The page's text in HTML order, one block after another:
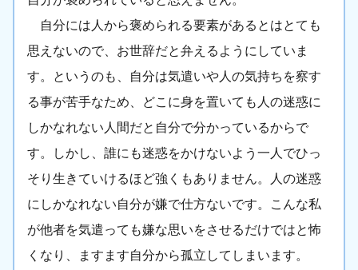
自分には人から褒められる要素があるとはとても
思えないので、お世辞だと弁えるようにしていま
す。というのも、自分は気遣いや人の気持ちを察す
る事が苦手なため、どこに身を置いても人の迷惑に
しかなれない人間だと自分で分かっているからで
す。しかし、誰にも迷惑をかけないよう一人でひっ
そり生きていけるほど強くもありません。人の迷惑
にしかなれない自分が嫌で仕方ないです。こんな私
が他者を気遣っても嫌な思いをさせるだけではと怖
くなり、ますます自分から孤立してしまいます。